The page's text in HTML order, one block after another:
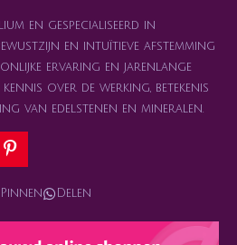
en gespecialiseerd in
en intuïtieve afstemming
ervaring en jarenlange
over de werking, betekenis
van edelstenen en mineralen.
P
n
e
Pinnen Delen